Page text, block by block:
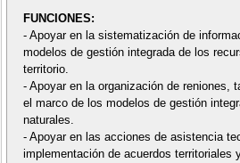
FUNCIONES:
- Apoyar en la sistematización de
modelos de gestión integrada de los
territorio.
- Apoyar en la organización de reniones,
el marco de los modelos de gestión
naturales.
- Apoyar en las acciones de asistencia
implementación de acuerdos territoriales